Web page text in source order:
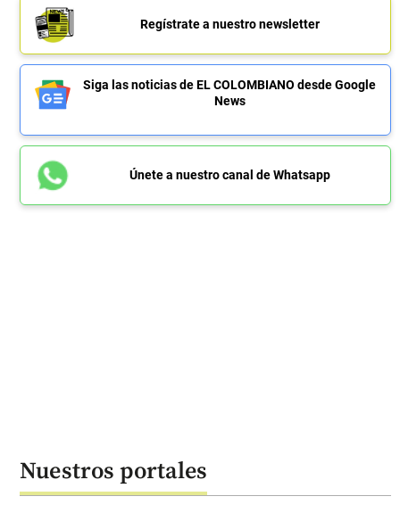
Regístrate a nuestro newsletter
Siga las noticias de EL COLOMBIANO desde Google
News
Únete a nuestro canal de Whatsapp
Nuestros portales